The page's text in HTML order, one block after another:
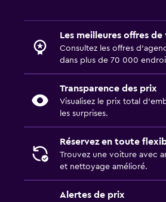
Les meilleures offres
Consultez les offres
dans plus de 70 000
Transparence des prix
Visualisez le prix total
les surprises.
Réservez en toute
Trouvez une voiture avec
et nettoyage amélioré.
Alertes de prix